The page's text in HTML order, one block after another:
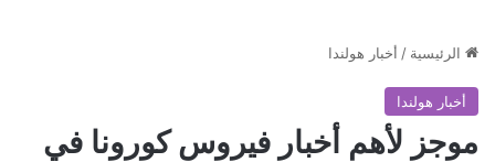
الرئيسية / أخبار هولندا
أخبار هولندا
موجز لأهم أخبار فيروس كورونا في